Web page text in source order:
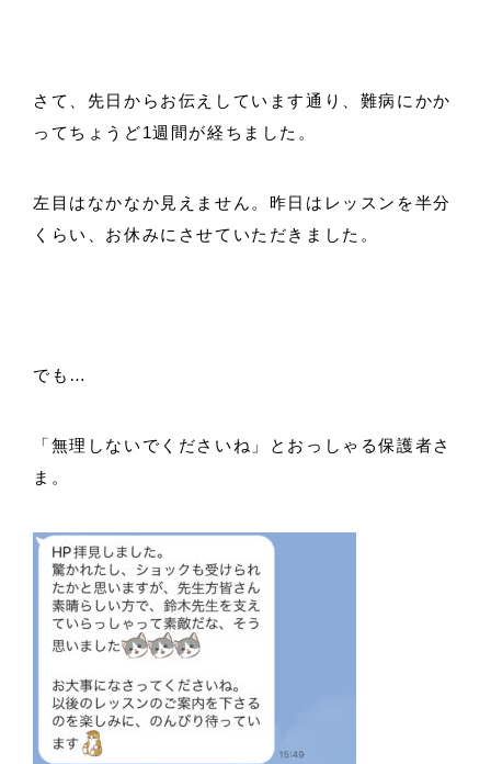
さて、先日からお伝えしています通り、難病にかか
ってちょうど1週間が経ちました。
左目はなかなか見えません。昨日はレッスンを半分
くらい、お休みにさせていただきました。
でも…
「無理しないでくださいね」とおっしゃる保護者さ
ま。